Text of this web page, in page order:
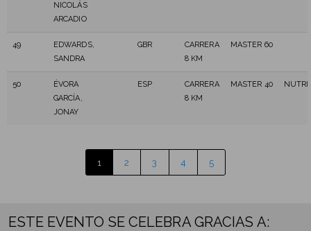
NICOLÁS
ARCADIO
49
EDWARDS,
SANDRA
GBR
CARRERA
8 KM
MASTER 60
50
ÉVORA
GARCÍA,
JONAY
ESP
CARRERA
8 KM
MASTER 40
1 2 3 4 5
ESTE EVENTO SE CELEBRA GRACIAS A: